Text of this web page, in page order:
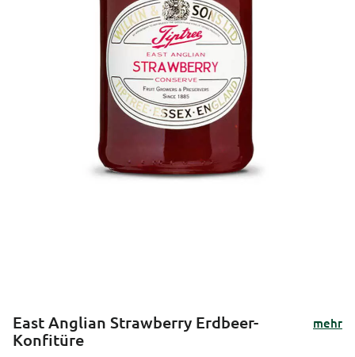
East Anglian Strawberry Erdbeer-
Konfitüre
mehr